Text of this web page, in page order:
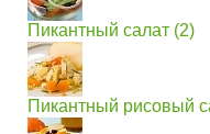
Пикантный салат (2)
Пикантный рисовый